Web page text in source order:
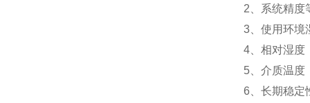
2、系统精度
3、使用环
4、相对湿度
5、介质温
6、长期稳定